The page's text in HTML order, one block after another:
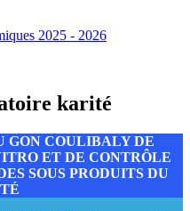
2025 - 2026
karité
GON COULIBALY DE
ET DE CONTRÔLE
SOUS PRODUITS DU